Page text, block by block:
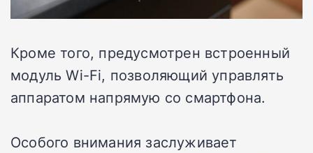
Кроме того, предусмотрен встроенный
модуль Wi-Fi, позволяющий управлять
аппаратом напрямую со смартфона.
Особого внимания заслуживает